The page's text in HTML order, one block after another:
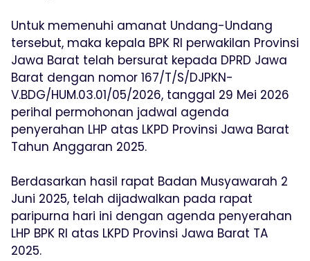
Untuk memenuhi amanat Undang-Undang
tersebut, maka kepala BPK RI perwakilan Provinsi
Jawa Barat telah bersurat kepada DPRD Jawa
Barat dengan nomor 167/T/S/DJPKN-
V.BDG/HUM.03.01/05/2026, tanggal 29 Mei 2026
perihal permohonan jadwal agenda
penyerahan LHP atas LKPD Provinsi Jawa Barat
Tahun Anggaran 2025.
Berdasarkan hasil rapat Badan Musyawarah 2
Juni 2025, telah dijadwalkan pada rapat
paripurna hari ini dengan agenda penyerahan
LHP BPK RI atas LKPD Provinsi Jawa Barat TA
2025.